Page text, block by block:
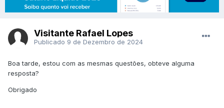
Visitante Rafael Lopes
Publicado 9 de Dezembro de 2024
Boa tarde, estou com as mesmas questões, obteve alguma
resposta?
Obrigado